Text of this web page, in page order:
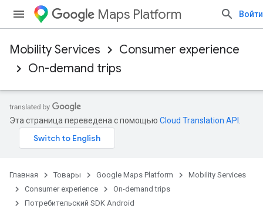
Maps Platform Войти
Mobility Services
Consumer experience
On-demand trips
Эта страница переведена с помощью Cloud Translation API
Главная Товары Google Maps Platform
Mobility Services
Consumer experience
On-demand trips
Потребительский SDK Android